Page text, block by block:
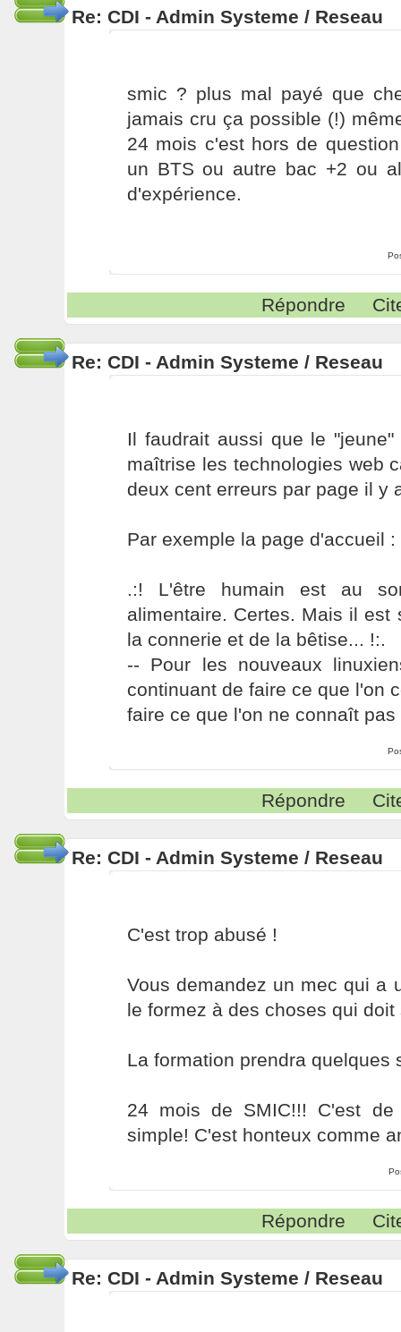
Re: CDI - Admin Systeme / Reseau
smic ? plus mal payé que
jamais cru ça possible (!)
24 mois c'est hors de
un BTS ou autre bac +2 ou
d'expérience.
Répondre
Re: CDI - Admin Systeme / Reseau
Il faudrait aussi que le
maîtrise les technologies web
deux cent erreurs par page il y
Par exemple la page d'accueil :
.:! L'être humain est au
alimentaire. Certes. Mais il est
la connerie et de la bêtise... !:.
-- Pour les nouveaux
continuant de faire ce que l'on
faire ce que l'on ne connaît pas
Répondre
Re: CDI - Admin Systeme / Reseau
C'est trop abusé !
Vous demandez un mec qui a
le formez à des choses qui
La formation prendra quelques
24 mois de SMIC!!! C'est de
simple! C'est honteux comme
Répondre
Re: CDI - Admin Systeme / Reseau